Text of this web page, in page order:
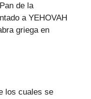
de la
a YEHOVAH
griega en
los cuales se